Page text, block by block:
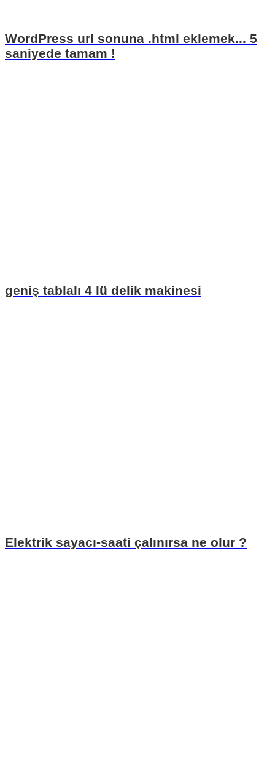
WordPress url sonuna .html eklemek... 5
saniyede tamam !
geniş tablalı 4 lü delik makinesi
Elektrik sayacı-saati çalınırsa ne olur ?